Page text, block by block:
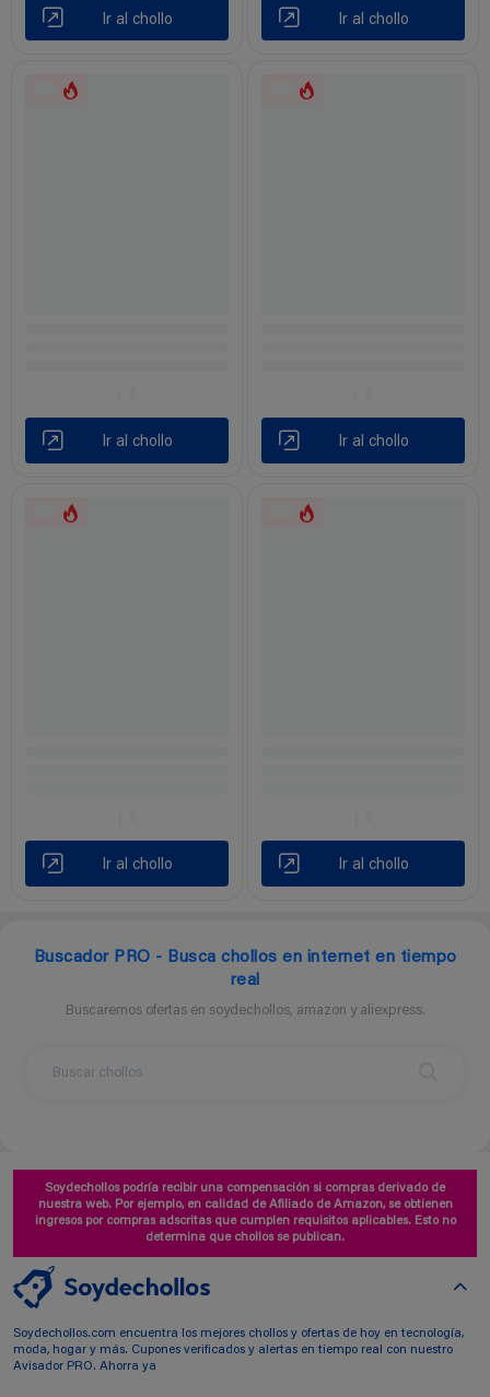
Ir al chollo Ir al chollo
Ir al chollo Ir al chollo
Ir al chollo Ir al chollo
Buscador PRO - Busca chollos en internet en tiempo
real
Buscaremos ofertas en soydechollos, amazon y aliexpress.
Soydechollos podría recibir una compensación si compras derivado de
nuestra web. Por ejemplo, en calidad de Afiliado de Amazon, se obtienen
ingresos por compras adscritas que cumplen requisitos aplicables. Esto no
determina que chollos se publican.
Soydechollos.com encuentra los mejores chollos y ofertas de hoy en tecnología,
moda, hogar y más. Cupones verificados y alertas en tiempo real con nuestro
Avisador PRO. Ahorra ya